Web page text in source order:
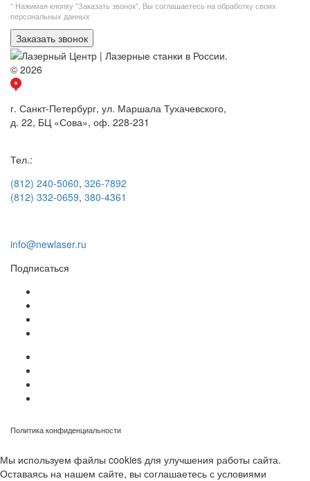
* Нажимая кнопку "Заказать звонок", Вы соглашаетесь на обработку своих
персональных данных
Заказать звонок
© 2026
г. Санкт-Петербург, ул. Маршала Тухачевского,
д. 22, БЦ «Сова», оф. 228-231
Тел.:
(812) 240-5060, 326-7892
(812) 332-0659, 380-4361
info@newlaser.ru
Подписаться
Политика конфиденциальности
Мы используем файлы cookies для улучшения работы сайта.
Оставаясь на нашем сайте, вы соглашаетесь с условиями